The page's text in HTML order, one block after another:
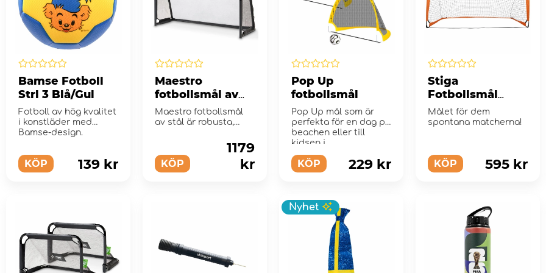
Bamse Fotboll
Strl 3 Blå/Gul
Fotboll av hög kvalitet
i konstläder med
Bamse-design.
KÖP 139 kr
Maestro
fotbollsmål av
stål 180 x 120 cm
Maestro fotbollsmål
av stål är robusta,
KÖP
1179
kr
Pop Up
fotbollsmål
Pop Up mål som är
perfekta för en dag på
beachen eller till
kidsen i...
KÖP 229 kr
Stiga
Fotbollsmål
Match Large
Målet för dem
spontana matcherna!
KÖP 595 kr
Nyhet